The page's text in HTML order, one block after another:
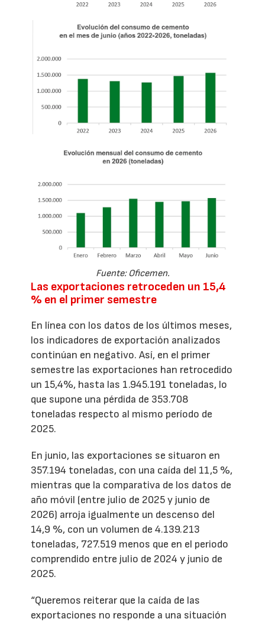
Fuente: Oficemen.
Las exportaciones retroceden un 15,4
% en el primer semestre
En línea con los datos de los últimos meses,
los indicadores de exportación analizados
continúan en negativo. Así, en el primer
semestre las exportaciones han retrocedido
un 15,4%, hasta las 1.945.191 toneladas, lo
que supone una pérdida de 353.708
toneladas respecto al mismo período de
2025.
En junio, las exportaciones se situaron en
357.194 toneladas, con una caída del 11,5 %,
mientras que la comparativa de los datos de
año móvil (entre julio de 2025 y junio de
2026) arroja igualmente un descenso del
14,9 %, con un volumen de 4.139.213
toneladas, 727.519 menos que en el periodo
comprendido entre julio de 2024 y junio de
2025.
“Queremos reiterar que la caída de las
exportaciones no responde a una situación